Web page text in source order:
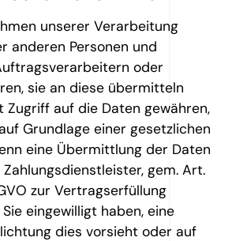
unserer Verarbeitung
anderen Personen und
oder
sie an diese übermitteln
Zugriff auf die Daten gewähren,
Grundlage einer gesetzlichen
eine Übermittlung der Daten
gem. Art.
zur Vertragserfüllung
eingewilligt haben, eine
dies vorsieht oder auf